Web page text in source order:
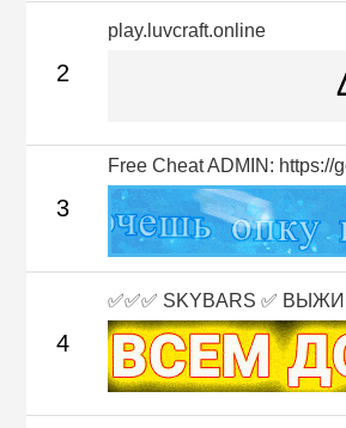
2
play.luvcraft.online
3
Free Cheat ADMIN: https://
4
✅✅✅ SKYBARS ✅